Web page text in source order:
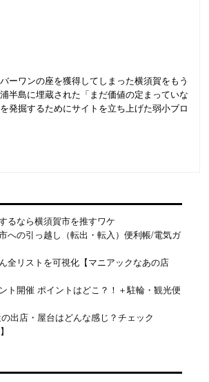
ーワンの座を獲得してしまった横須賀をもう
半島に埋蔵された「まだ価値の定まっていな
発掘するためにサイトを立ち上げた弱小ブロ
るなら横須賀市を推すワケ
への引っ越し（転出・転入）便利帳/電気ガ
全リストを可視化【マニアックなあの店
ト開催 ポイントはどこ？！＋駐輪・観光便
出店・屋台はどんな感じ？チェック